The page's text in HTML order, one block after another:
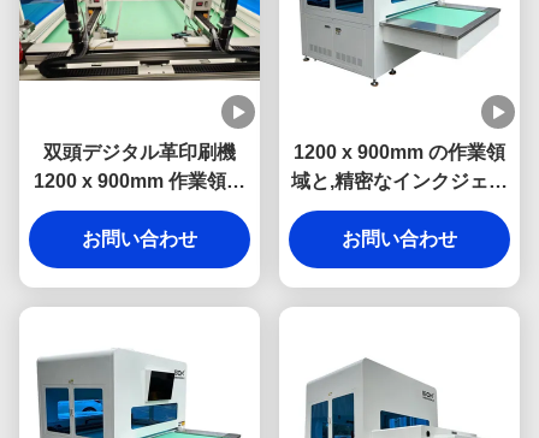
双頭デジタル革印刷機
1200 x 900mm 作業領域
と靴のマークのためのコ
ンピュータ制御
お問い合わせ
1200 x 900mm の作業領
域と,精密なインクジェッ
トマークのためのUV・フ
ローレッセンスのインク
お問い合わせ